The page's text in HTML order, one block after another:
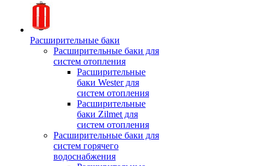
Расширительные баки
Расширительные баки для
систем отопления
Расширительные
баки Wester для
систем отопления
Расширительные
баки Zilmet для
систем отопления
Расширительные баки для
систем горячего
водоснабжения